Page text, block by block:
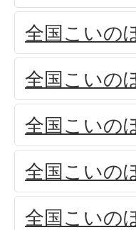
全国こいの
全国こいの
全国こいの
全国こいの
全国こいの